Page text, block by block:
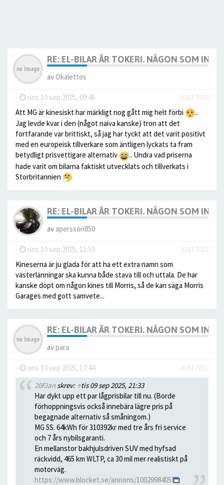
RE: EL-BILAR ÄR TOKERI. NÅGON SOM INTE
avOkalettos
- ons 10 sep 2025, 09:46
#1617029
Att MG är kinesiskt har märkligt nog gått mig helt förbi
..
Jag levde kvar i den (något naiva kanske) tron att det
fortfarande var brittiskt, så jag har tyckt att det varit positivt
med en europeisk tillverkare som äntligen lyckats ta fram
betydligt prisvettigare alternativ
.. Undra vad priserna
hade varit om bilarna faktiskt utvecklats och tillverkats i
Storbritannien
RE: EL-BILAR ÄR TOKERI. NÅGON SOM INTE
av apersson850
- ons 10 sep 2025, 11:59
#1617032
Kineserna är ju glada för att ha ett extra namn som
västerlänningar ska kunna både stava till och uttala. De har
kanske döpt om någon kines till Morris, så de kan säga Morris
Garages med gott samvete...
RE: EL-BILAR ÄR TOKERI. NÅGON SOM INTE
avpara
- ons 10 sep 2025, 17:44
#1617051
20FJanskrev: ↑tis 09 sep 2025, 21:33
Har dykt upp ett par lågprisbilar till nu. (Borde
förhoppningsvis också innebära lägre pris på
begagnade alternativ så småningom.)
MG 5S. 64kWh för 310392kr med tre års fri service
och 7 års nybilsgaranti.
En mellanstor bakhjulsdriven SUV med hyfsad
räckvidd, 465 km WLTP, ca 30 mil mer realistiskt på
motorväg.
https://www.blocket.se/annons/1002998405